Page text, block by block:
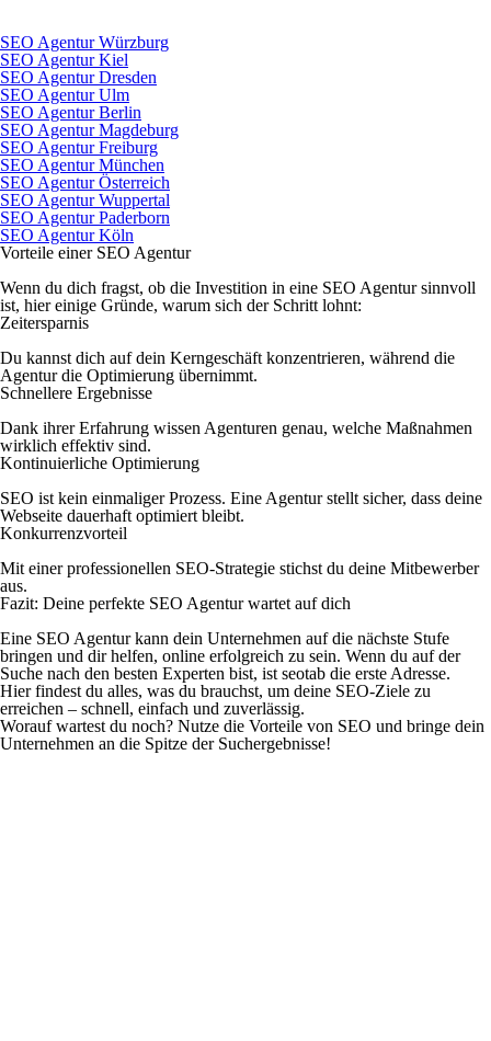
SEO Agentur Würzburg
SEO Agentur Kiel
SEO Agentur Dresden
SEO Agentur Ulm
SEO Agentur Berlin
SEO Agentur Magdeburg
SEO Agentur Freiburg
SEO Agentur München
SEO Agentur Österreich
SEO Agentur Wuppertal
SEO Agentur Paderborn
SEO Agentur Köln
Vorteile einer SEO Agentur
Wenn du dich fragst, ob die Investition in eine SEO Agentur sinnvoll
ist, hier einige Gründe, warum sich der Schritt lohnt:
Zeitersparnis
Du kannst dich auf dein Kerngeschäft konzentrieren, während die
Agentur die Optimierung übernimmt.
Schnellere Ergebnisse
Dank ihrer Erfahrung wissen Agenturen genau, welche Maßnahmen
wirklich effektiv sind.
Kontinuierliche Optimierung
SEO ist kein einmaliger Prozess. Eine Agentur stellt sicher, dass deine
Webseite dauerhaft optimiert bleibt.
Konkurrenzvorteil
Mit einer professionellen SEO-Strategie stichst du deine Mitbewerber
aus.
Fazit: Deine perfekte SEO Agentur wartet auf dich
Eine SEO Agentur kann dein Unternehmen auf die nächste Stufe
bringen und dir helfen, online erfolgreich zu sein. Wenn du auf der
Suche nach den besten Experten bist, ist seotab die erste Adresse.
Hier findest du alles, was du brauchst, um deine SEO-Ziele zu
erreichen – schnell, einfach und zuverlässig.
Worauf wartest du noch? Nutze die Vorteile von SEO und bringe dein
Unternehmen an die Spitze der Suchergebnisse!